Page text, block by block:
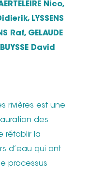
Nico,
LYSSENS
Raf, GELAUDE
David
rivières est une
des
rétablir la
d’eau qui ont
processus